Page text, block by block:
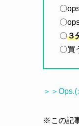
〇
〇
〇３
〇買
＞＞
※この記